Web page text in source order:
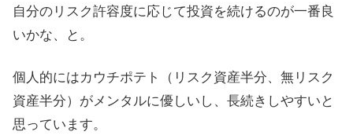
自分のリスク許容度に応じて投資を続けるのが一番良
いかな、と。
個人的にはカウチポテト（リスク資産半分、無リスク
資産半分）がメンタルに優しいし、長続きしやすいと
思っています。